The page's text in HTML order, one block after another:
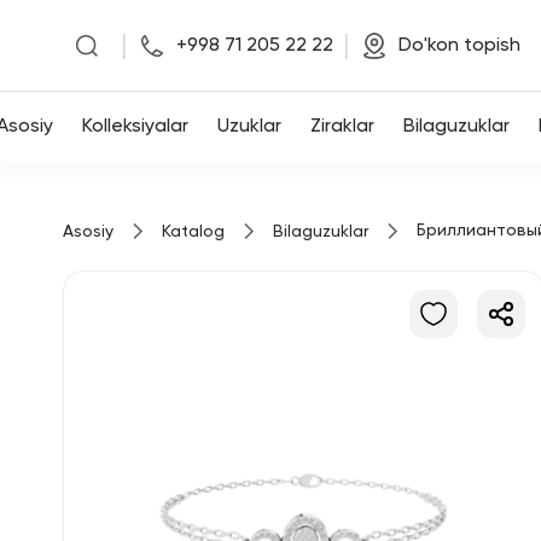
Asosiy
+998 71 205 22 22 Do'kon topish
Kolleksiyalar Uzuklar Ziraklar Bilaguzuklar
Asosiy Katalog Bilaguzuklar